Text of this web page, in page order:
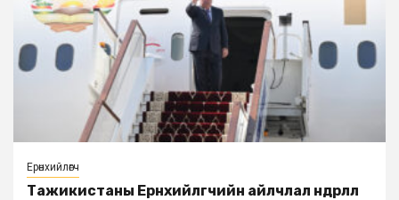
Ерөнхийлөгч
Тажикистаны Ерөнхийлөгчийн айлчлал өндөрлөлөө